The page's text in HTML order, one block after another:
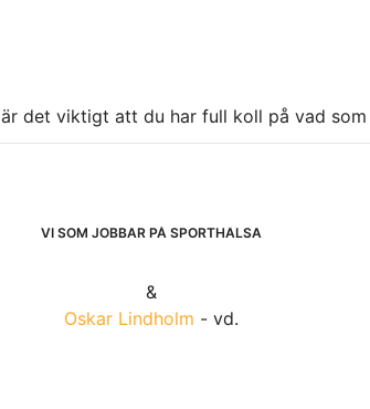
är det viktigt att du har full koll på vad
VI SOM JOBBAR PÅ SPORTHÄLSA
&
Oskar Lindholm - vd.